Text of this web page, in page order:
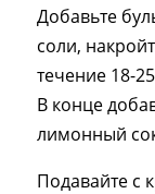
Добавьте
соли,
течение 18-
В конце
лимонный
Подавайте с